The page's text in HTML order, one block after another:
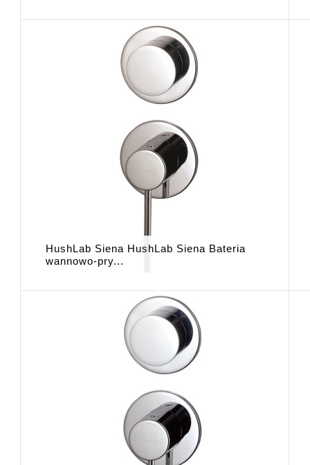
HushLab Siena HushLab Siena Bateria
wannowo-pry...